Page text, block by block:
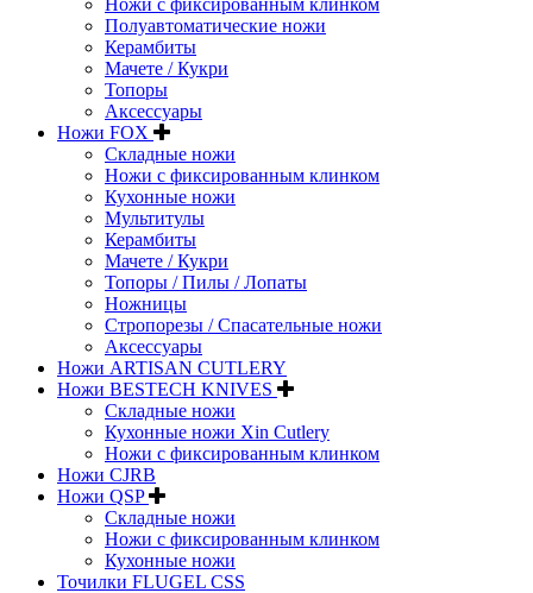
Ножи с фиксированным клинком
Полуавтоматические ножи
Керамбиты
Мачете / Кукри
Топоры
Аксессуары
Ножи FOX
Складные ножи
Ножи с фиксированным клинком
Кухонные ножи
Мультитулы
Керамбиты
Мачете / Кукри
Топоры / Пилы / Лопаты
Ножницы
Стропорезы / Спасательные ножи
Аксессуары
Ножи ARTISAN CUTLERY
Ножи BESTECH KNIVES
Складные ножи
Кухонные ножи Xin Cutlery
Ножи с фиксированным клинком
Ножи CJRB
Ножи QSP
Складные ножи
Ножи с фиксированным клинком
Кухонные ножи
Точилки FLUGEL CSS